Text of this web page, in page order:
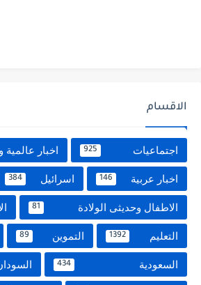
الاقسام
اجتماعيات 925 اخبار عالمية
اخبار عربية 146 اسرائيل 384
الاطفال وحديثى الولادة 81
التعليم 1392 التموين 89
السعودية 434